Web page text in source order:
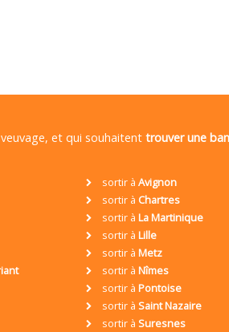
et qui souhaitent trouver une
sortir à Avignon
sortir à Chartres
sortir à La Martinique
sortir à Lille
sortir à Metz
sortir à Nîmes
sortir à Pontoise
sortir à Saint Nazaire
sortir à Suresnes